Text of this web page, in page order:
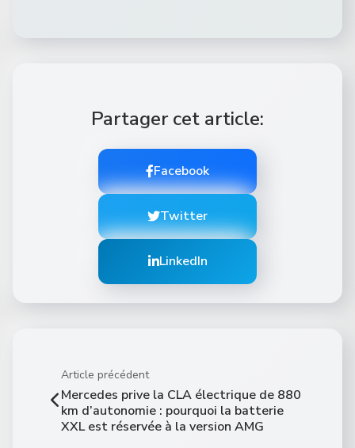
Partager cet article:
Facebook
Twitter
LinkedIn
Article précédent
Mercedes prive la CLA électrique de 880
km d’autonomie : pourquoi la batterie
XXL est réservée à la version AMG